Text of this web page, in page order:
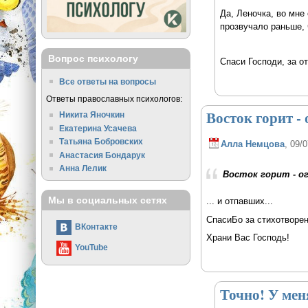
Да, Леночка, во мне
прозвучало
Спаси Господи, за
Восток горит -
Алла Немцова, 09/
Восток горит -
... и отпавших...
СпасиБо за
Храни Вас Господь!
Точно! У
Вопрос психологу
Все ответы на вопросы
Ответы православных психологов:
Никита Яночкин
Екатерина Усачева
Татьяна Бобровских
Анастасия Бондарук
Анна Лелик
Мы в социальных сетях
ВКонтакте
YouTube